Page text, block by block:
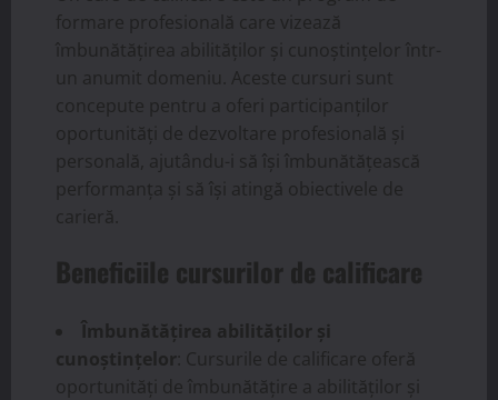
formare profesională care vizează
îmbunătățirea abilităților și cunoștințelor într-
un anumit domeniu. Aceste cursuri sunt
concepute pentru a oferi participanților
oportunități de dezvoltare profesională și
personală, ajutându-i să își îmbunătățească
performanța și să își atingă obiectivele de
carieră.
Beneficiile cursurilor de calificare
Îmbunătățirea abilităților și
cunoștințelor : Cursurile de calificare oferă
oportunități de îmbunătățire a abilităților și